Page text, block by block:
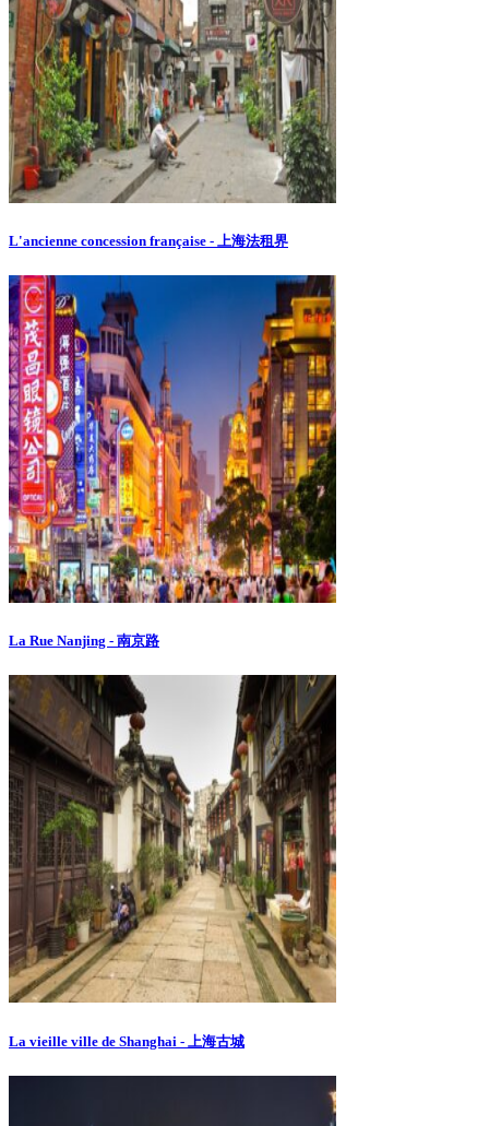
L'ancienne concession française - 上海法租界
La Rue Nanjing - 南京路
La vieille ville de Shanghai - 上海古城